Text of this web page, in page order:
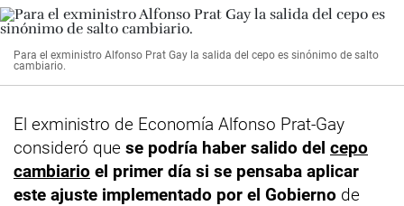
Para el exministro Alfonso Prat Gay la salida del cepo es sinónimo de salto
cambiario.
El exministro de Economía Alfonso Prat-Gay
consideró que se podría haber salido del cepo
cambiario el primer día si se pensaba aplicar
este ajuste implementado por el Gobierno de